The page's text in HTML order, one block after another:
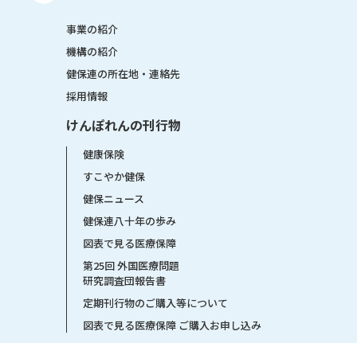
事業の紹介
機構の紹介
健保連の所在地・連絡先
採用情報
けんぽれんの刊行物
健康保険
すこやか健保
健保ニュース
健保連八十年の歩み
図表で見る医療保障
第25回 外国医療問題
研究調査団報告書
定期刊行物のご購入等について
図表で見る医療保障 ご購入お申し込み